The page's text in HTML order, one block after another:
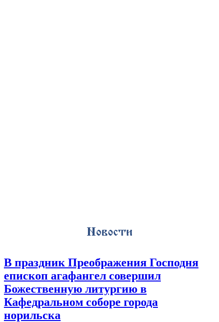
В праздник Преображения Господня
епископ агафангел совершил
Божественную литургию в
Кафедральном соборе города
норильска